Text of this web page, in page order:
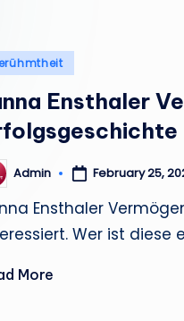
Ensthaler
Admin February 25,
Ensthaler
Wer ist diese
More